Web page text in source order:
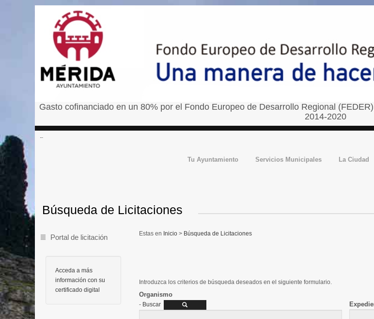
Gasto cofinanciado en un 80% por el Fondo Europeo de Desarrollo Regional
2014-2020
Tu Ayuntamiento Servicios Municipales La Ciudad
Portal de licitación
Acceda a más
información con su
certificado digital
Inicio > Búsqueda de Licitaciones
Búsqueda de Licitaciones
Introduzca los criterios de búsqueda deseados en el siguiente formulario.
Organismo
- Buscar